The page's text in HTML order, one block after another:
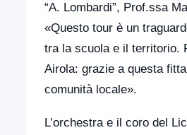
“A. Lombardi”, Prof.ssa
«Questo tour è un
tra la scuola e il territorio.
Airola: grazie a questa
comunità locale».
L’orchestra e il coro del